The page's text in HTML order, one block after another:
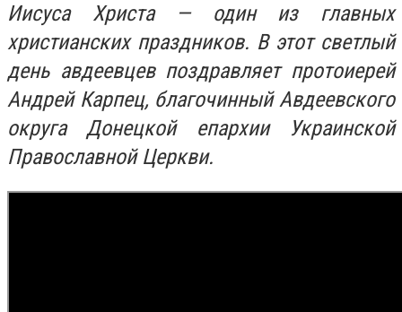
Иисуса Христа — один из главных
христианских праздников. В этот светлый
день авдеевцев поздравляет протоиерей
Андрей Карпец, благочинный Авдеевского
округа Донецкой епархии Украинской
Православной Церкви.